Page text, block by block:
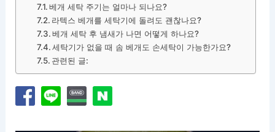
베개 세탁 주기는 얼마나 되나요?
라텍스 베개를 세탁기에 돌려도 괜찮나요?
베개 세탁 후 냄새가 나면 어떻게 하나요?
세탁기가 없을 때 솜 베개도 손세탁이 가능한가요?
관련된 글: